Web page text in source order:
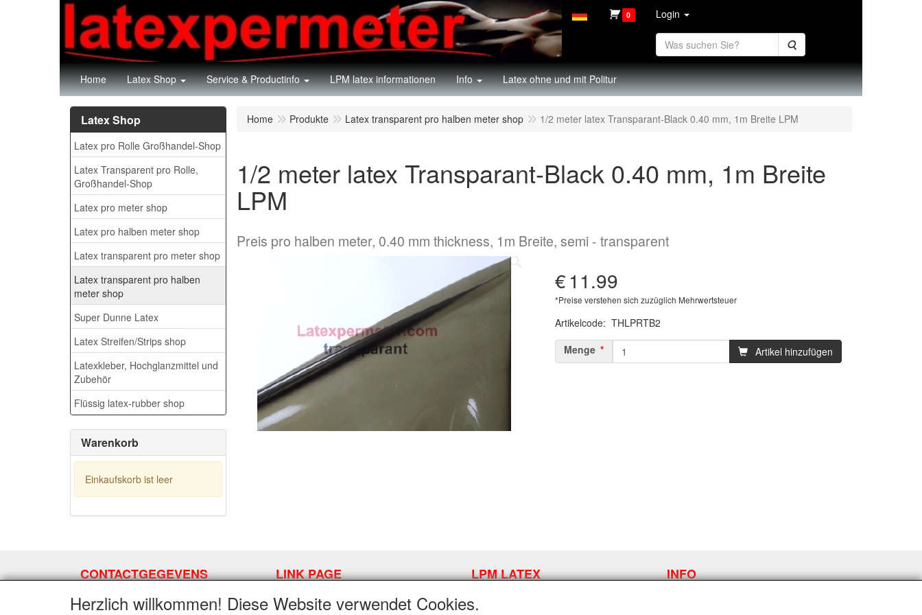
0 Login
Suche
Home Latex Shop Service & Productinfo LPM latex informationen Info Latex ohne und mit Politur
Latex Shop
Latex pro Rolle Großhandel-Shop
Latex Transparent pro Rolle,
Großhandel-Shop
Latex pro meter shop
Latex pro halben meter shop
Latex transparent pro meter shop
Latex transparent pro halben
meter shop
Super Dunne Latex
Latex Streifen/Strips shop
Latexkleber, Hochglanzmittel und
Zubehör
Flüssig latex-rubber shop
Warenkorb
Einkaufskorb ist leer
Home Produkte Latex transparent pro halben meter shop 1/2 meter latex Transparant-Black 0.40 mm, 1m Breite LPM
1/2 meter latex Transparant-Black 0.40 mm, 1m Breite
LPM
Preis pro halben meter, 0.40 mm thickness, 1m Breite, semi - transparent
€11.99
*Preise verstehen sich zuzüglich Mehrwertsteuer
Artikelcode: THLPRTB2
Menge
Artikel hinzufügen
CONTACTGEGEVENS
www.latexpermeter.com
5111XC
LINK PAGE
Widerrufslink anfordern
LPM LATEX
Widerrufslink anfordern
INFO
Herzlich willkommen! Diese Website verwendet Cookies.